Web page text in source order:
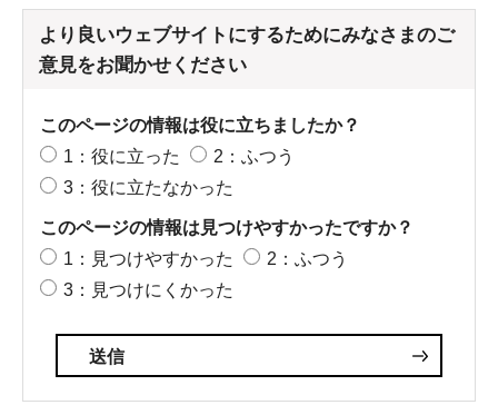
より良いウェブサイトにするためにみなさまのご
意見をお聞かせください
このページの情報は役に立ちましたか？
1：役に立った
2：ふつう
3：役に立たなかった
このページの情報は見つけやすかったですか？
1：見つけやすかった
2：ふつう
3：見つけにくかった